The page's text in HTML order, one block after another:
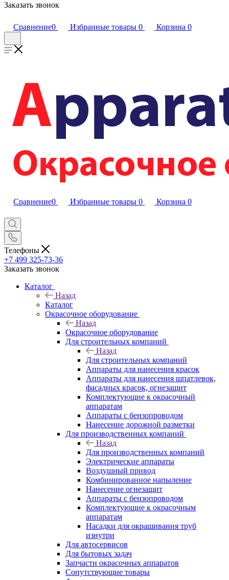
Заказать звонок
Сравнение0 Избранные товары 0 Корзина 0
Сравнение0 Избранные товары 0 Корзина 0
Телефоны
+7 499 325-73-36
Заказать звонок
Каталог
Назад
Каталог
Окрасочное оборудование
Назад
Окрасочное оборудование
Для строительных компаний
Назад
Для строительных компаний
Аппараты для нанесения красок
Аппараты для нанесения шпатлевок,
фасадных красок, огнезащит
Комплектующие к окрасочный
аппаратам
Аппараты с бензопроводом
Нанесение дорожной разметки
Для производственных компаний
Назад
Для производственных компаний
Электрические аппараты
Воздушный привод
Комбинированное напыление
Нанесение огнезащит
Аппараты с бензопроводом
Комплектующие к окрасочным
аппаратам
Насадки для окрашивания труб
изнутри
Для автосервисов
Для бытовых задач
Запчасти окрасочных аппаратов
Сопутствующие товары